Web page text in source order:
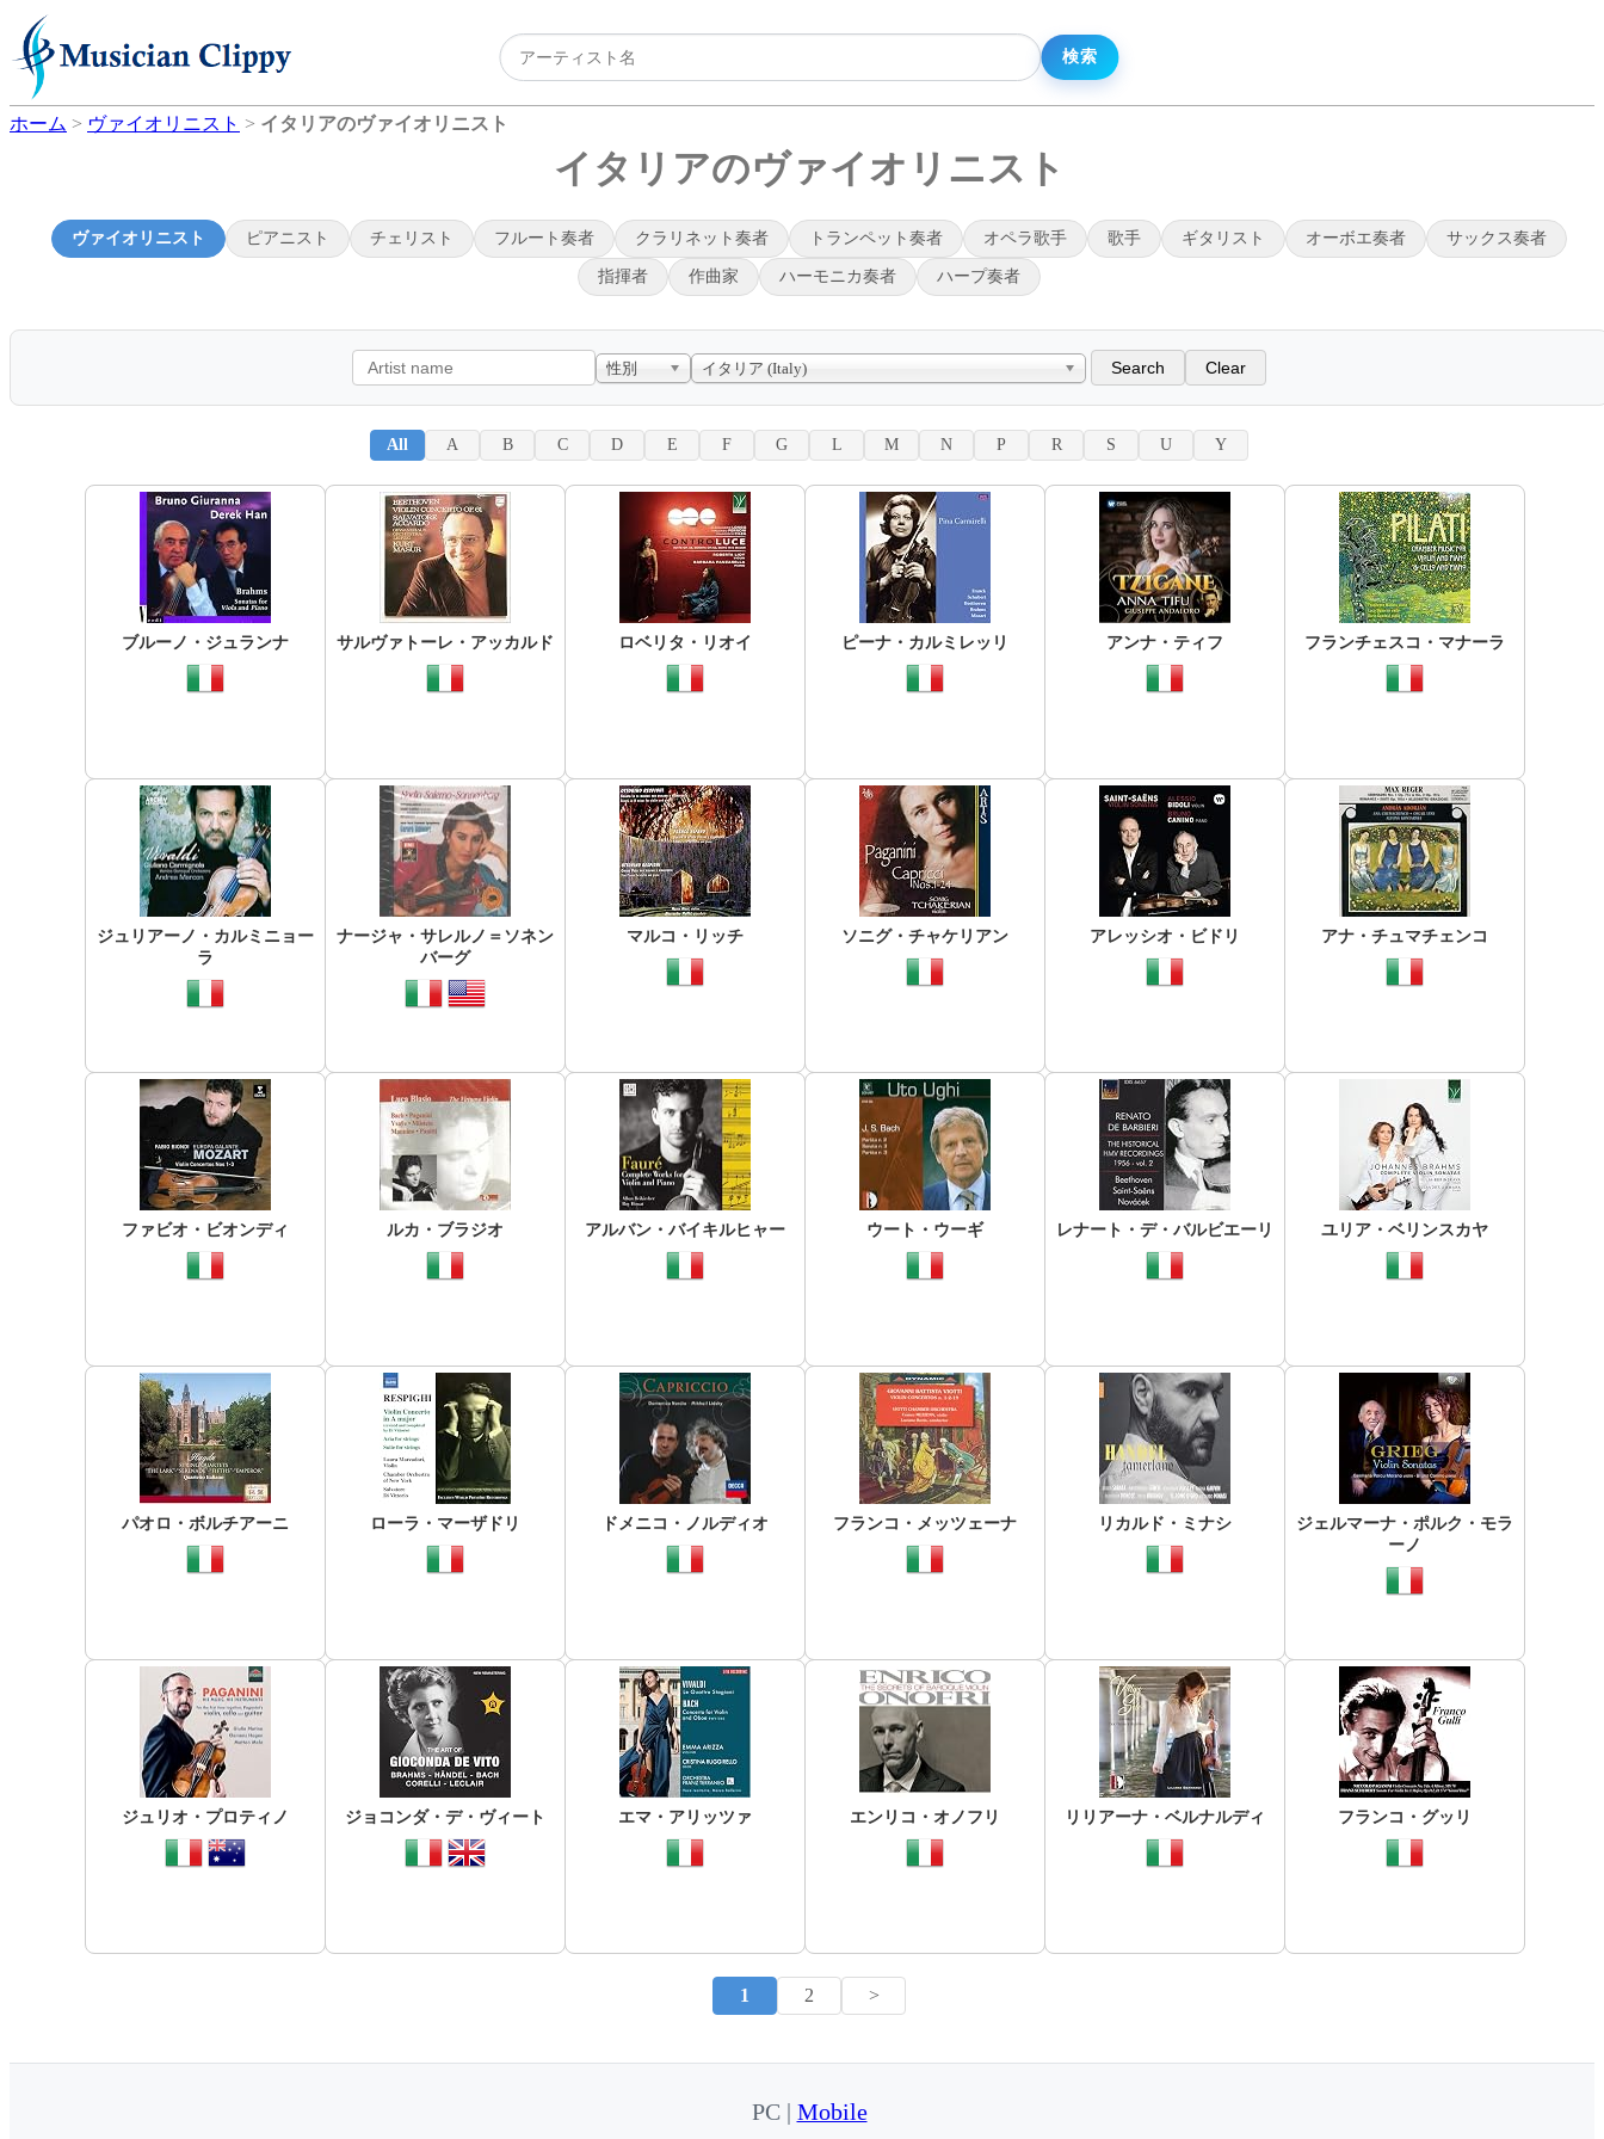
ホーム > ヴァイオリニスト > イタリアのヴァイオリニスト
イタリアのヴァイオリニスト
ヴァイオリニスト ピアニスト チェリスト フルート奏者 クラリネット奏者 トランペット奏者 オペラ歌手 歌手 ギタリスト オーボエ奏者 サックス奏者
指揮者 作曲家 ハーモニカ奏者 ハープ奏者
性別 イタリア (Italy)
All A B C D E F G L M N P R S U Y
ブルーノ・ジュランナ サルヴァトーレ・アッカルド ロベリタ・リオイ ピーナ・カルミレッリ アンナ・ティフ フランチェスコ・マナーラ
ジュリアーノ・カルミニョー
ラ
ナージャ・サレルノ＝ソネン
バーグ
マルコ・リッチ ソニグ・チャケリアン アレッシオ・ビドリ アナ・チュマチェンコ
ファビオ・ビオンディ ルカ・ブラジオ アルバン・バイキルヒャー ウート・ウーギ レナート・デ・バルビエーリ ユリア・ベリンスカヤ
パオロ・ボルチアーニ ローラ・マーザドリ ドメニコ・ノルディオ フランコ・メッツェーナ リカルド・ミナシ
ジェルマーナ・ポルク・モラ
ーノ
ジュリオ・プロティノ ジョコンダ・デ・ヴィート エマ・アリッツァ エンリコ・オノフリ リリアーナ・ベルナルディ フランコ・グッリ
1 2 >
PC | Mobile